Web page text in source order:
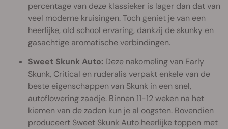
percentage van deze klassieker is lager dan dat van
veel moderne kruisingen. Toch geniet je van een
heerlijke, old school ervaring, dankzij de skunky en
gasachtige aromatische verbindingen.
Sweet Skunk Auto: Deze nakomeling van Early
Skunk, Critical en ruderalis verpakt enkele van de
beste eigenschappen van Skunk in een snel,
autoflowering zaadje. Binnen 11-12 weken na het
kiemen van de zaden kun je al oogsten. Bovendien
produceert Sweet Skunk Auto heerlijke toppen met